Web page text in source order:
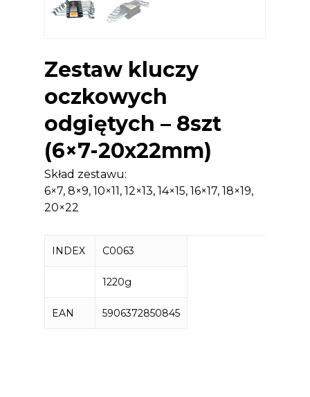
Zestaw kluczy
oczkowych
odgiętych – 8szt
(6×7-20x22mm)
Skład zestawu:
6×7, 8×9, 10×11, 12×13, 14×15, 16×17, 18×19,
20×22
INDEX C0063
1220g
EAN 5906372850845